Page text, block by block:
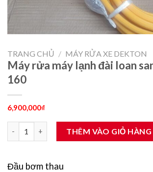
TRANG CHỦ / MÁY RỬA XE DEKTON
Máy rửa máy lạnh đài loan
160
6,900,000₫
Máy rửa máy lạnh đài loan sanchin cum-160
THÊM VÀO GIỎ HÀNG
Đầu bơm thau